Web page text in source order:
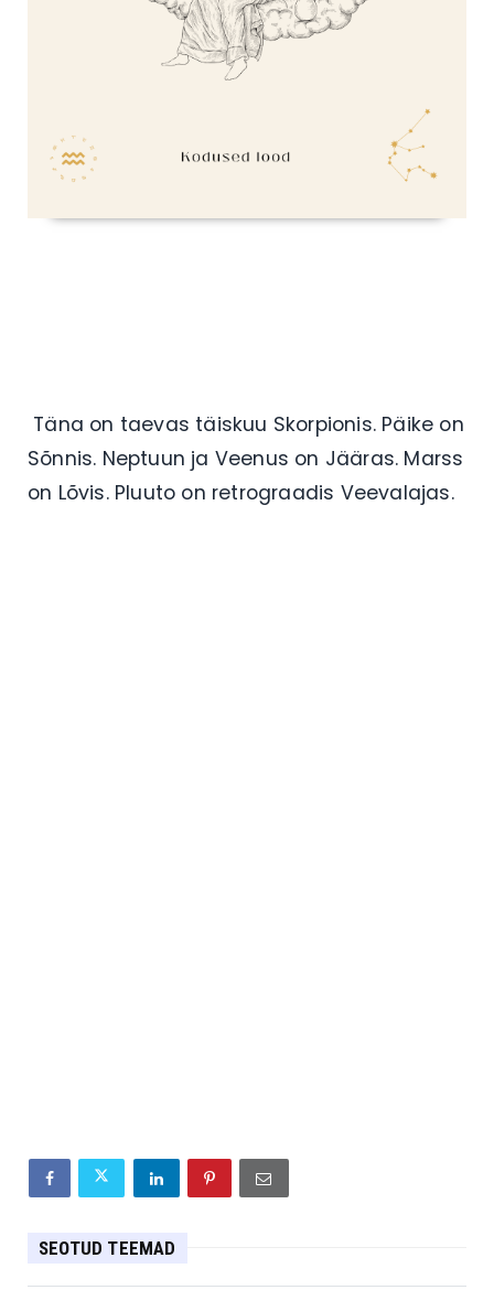
Täna on taevas täiskuu Skorpionis. Päike on
Sõnnis. Neptuun ja Veenus on Jääras. Marss
on Lõvis. Pluuto on retrograadis Veevalajas.
SEOTUD TEEMAD